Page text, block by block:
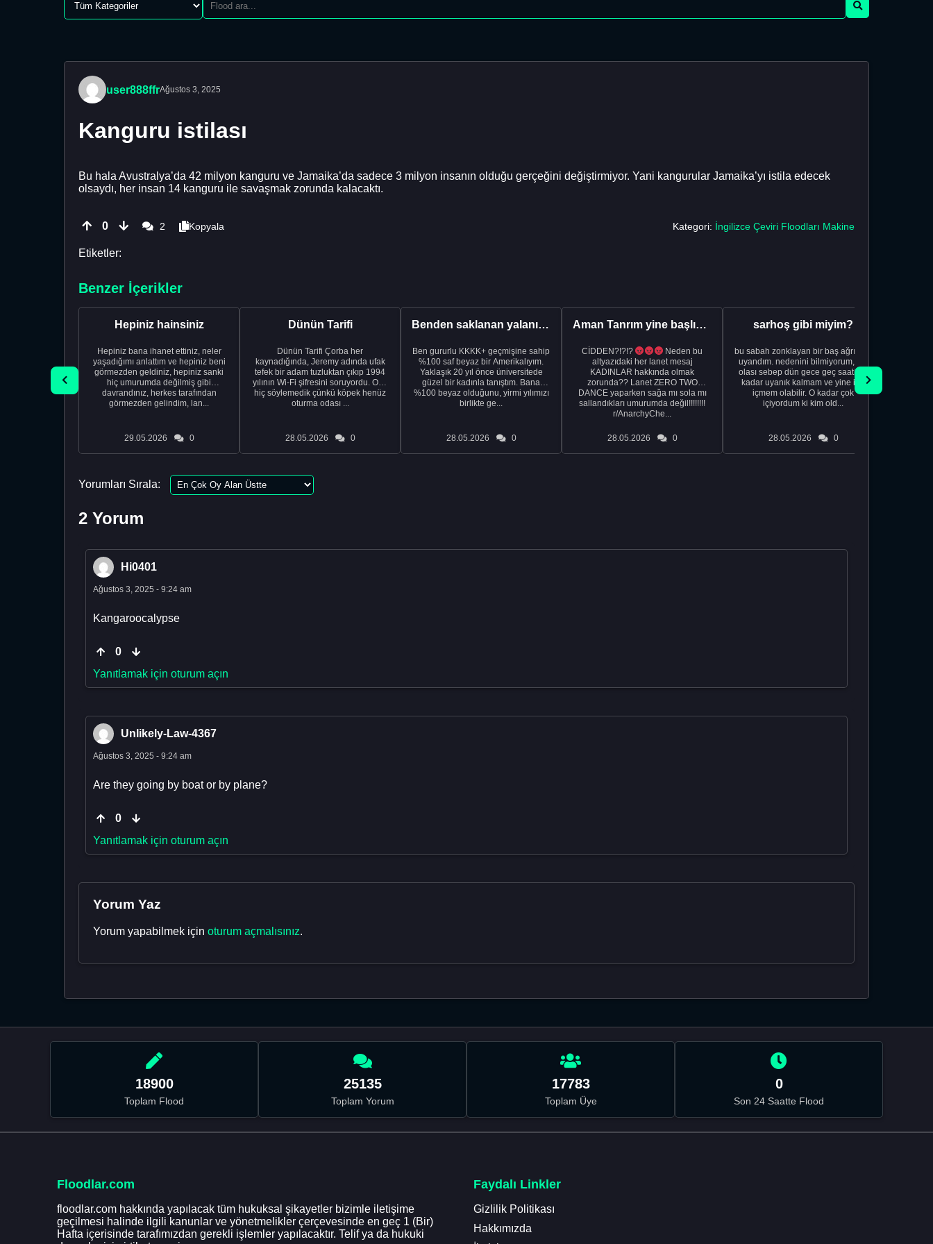
user888ffrAğustos 3, 2025
Kanguru istilası
Bu hala Avustralya’da 42 milyon kanguru ve Jamaika’da sadece 3 milyon insanın olduğu gerçeğini değiştirmiyor. Yani kangurular Jamaika’yı istila edecek
olsaydı, her insan 14 kanguru ile savaşmak zorunda kalacaktı.
0 2 Kopyala Kategori: İngilizce Çeviri Floodları Makine
Etiketler:
Benzer İçerikler
Hepiniz hainsiniz
Hepiniz bana ihanet ettiniz, neler
yaşadığımı anlattım ve hepiniz beni
görmezden geldiniz, hepiniz sanki
hiç umurumda değilmiş gibi
davrandınız, herkes tarafından
görmezden gelindim, lan...
29.05.2026 0
Dünün Tarifi
Dünün Tarifi Çorba her
kaynadığında, Jeremy adında ufak
tefek bir adam tuzluktan çıkıp 1994
yılının Wi-Fi şifresini soruyordu. Ona
hiç söylemedik çünkü köpek henüz
oturma odası ...
28.05.2026 0
Benden saklanan yalanı ortaya çıkardıktan sonra eşimden...
Ben gururlu KKKK+ geçmişine sahip
%100 saf beyaz bir Amerikalıyım.
Yaklaşık 20 yıl önce üniversitede
güzel bir kadınla tanıştım. Bana
%100 beyaz olduğunu, yirmi yılımızı
birlikte ge...
28.05.2026 0
Aman Tanrım yine başlıyoruz..
CİDDEN?!?!?
Neden bu
altyazıdaki her lanet mesaj
KADINLAR hakkında olmak
zorunda?? Lanet ZERO TWO
DANCE yaparken sağa mı sola mı
sallandıkları umurumda değil!!!!!!!!
r/AnarchyChe...
28.05.2026 0
sarhoş gibi miyim?
bu sabah zonklayan bir baş ağrısıyla
uyandım. nedenini bilmiyorum, tek
olası sebep dün gece geç saatlere
kadar uyanık kalmam ve yine içki
içmem olabilir. O kadar çok
içiyordum ki kim old...
28.05.2026 0
Yorumları Sırala:
2 Yorum
Hi0401
Ağustos 3, 2025 - 9:24 am
Kangaroocalypse
0
Yanıtlamak için oturum açın
Unlikely-Law-4367
Ağustos 3, 2025 - 9:24 am
Are they going by boat or by plane?
0
Yanıtlamak için oturum açın
Yorum Yaz
Yorum yapabilmek için oturum açmalısınız.
18900
Toplam Flood
25135
Toplam Yorum
17783
Toplam Üye
0
Son 24 Saatte Flood
Floodlar.com
floodlar.com hakkında yapılacak tüm hukuksal şikayetler bizimle iletişime
geçilmesi halinde ilgili kanunlar ve yönetmelikler çerçevesinde en geç 1 (Bir)
Hafta içerisinde tarafımızdan gerekli işlemler yapılacaktır. Telif ya da hukuki
Faydalı Linkler
Gizlilik Politikası
Hakkımızda